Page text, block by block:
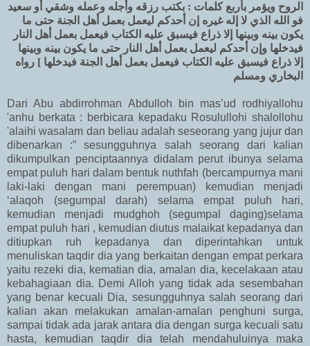
الروح ويؤمر بأربع كلمات : بكتب رزقه وأجله وعمله وشقي أو سعيد
فو الله الذي لا إله غيره إن أحدكم ليعمل بعمل أهل الجنة حتى ما
يكون بينه وبينها إلا ذراع فيسبق عليه الكتاب فيعمل بعمل أهل النار
فيدخلها وإن أحدكم ليعمل بعمل أهل النار حتى ما يكون بينه وبينها
إلا ذراع فيسبق عليه الكتاب فيعمل بعمل أهل الجنة فيدخلها ] رواه
البخاري ومسلم
Dari Abu abdirrohman Abdulloh bin mas’ud rodhiyallohu
'anhu berkata : berbicara kepadaku Rosulullohi shalollohu
'alaihi wasalam dan beliau adalah seseorang yang jujur dan
dibenarkan :” sesungguhnya salah seorang dari kalian
dikumpulkan penciptaannya didalam perut ibunya selama
empat puluh hari dalam bentuk nuthfah (bercampurnya mani
laki-laki dengan mani perempuan) kemudian menjadi
‘alaqoh (segumpal darah) selama empat puluh hari,
kemudian menjadi mudghoh (segumpal daging)selama
empat puluh hari , kemudian diutus malaikat kepadanya dan
ditiupkan ruh kepadanya dan diperintahkan untuk
menuliskan taqdir dia yang berkaitan dengan empat perkara
yaitu rezeki dia, kematian dia, amalan dia, kecelakaan atau
kebahagiaan dia. Demi Alloh yang tidak ada sesembahan
yang benar kecuali Dia, sesungguhnya salah seorang dari
kalian akan melakukan amalan-amalan penghuni surga,
sampai tidak ada jarak antara dia dengan surga kecuali satu
hasta, kemudian taqdir dia telah mendahuluinya maka